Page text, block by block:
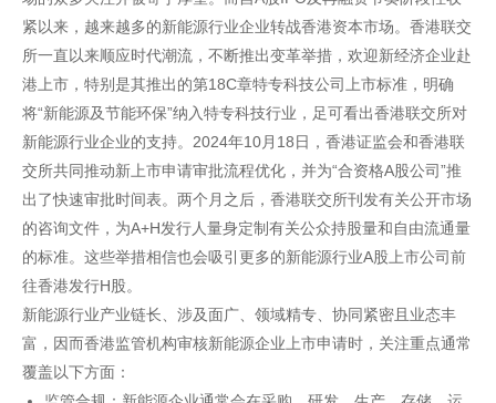
紧以来，越来越多的新能源行业企业转战香港资本市场。香港联交
所一直以来顺应时代潮流，不断推出变革举措，欢迎新经济企业赴
港上市，特别是其推出的第18C章特专科技公司上市标准，明确
将“新能源及节能环保”纳入特专科技行业，足可看出香港联交所对
新能源行业企业的支持。2024年10月18日，香港证监会和香港联
交所共同推动新上市申请审批流程优化，并为“合资格A股公司”推
出了快速审批时间表。两个月之后，香港联交所刊发有关公开市场
的咨询文件，为A+H发行人量身定制有关公众持股量和自由流通量
的标准。这些举措相信也会吸引更多的新能源行业A股上市公司前
往香港发行H股。
新能源行业产业链长、涉及面广、领域精专、协同紧密且业态丰
富，因而香港监管机构审核新能源企业上市申请时，关注重点通常
覆盖以下方面：